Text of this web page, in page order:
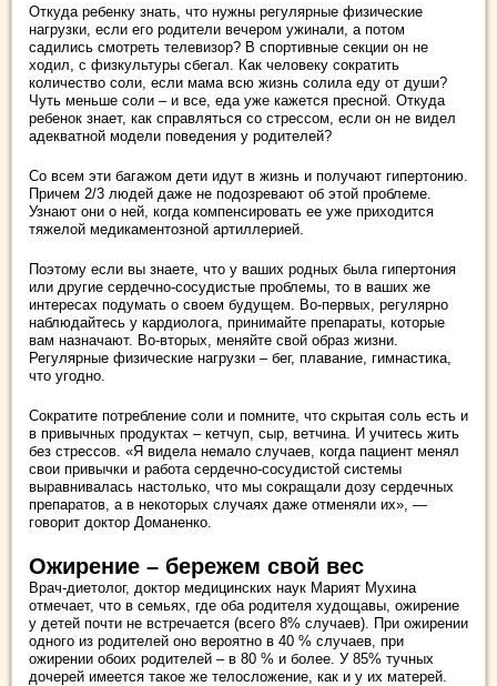
Откуда ребенку знать, что нужны регулярные физические
нагрузки, если его родители вечером ужинали, а потом
садились смотреть телевизор? В спортивные секции он не
ходил, с физкультуры сбегал. Как человеку сократить
количество соли, если мама всю жизнь солила еду от души?
Чуть меньше соли – и все, еда уже кажется пресной. Откуда
ребенок знает, как справляться со стрессом, если он не видел
адекватной модели поведения у родителей?
Со всем эти багажом дети идут в жизнь и получают гипертонию.
Причем 2/3 людей даже не подозревают об этой проблеме.
Узнают они о ней, когда компенсировать ее уже приходится
тяжелой медикаментозной артиллерией.
Поэтому если вы знаете, что у ваших родных была гипертония
или другие сердечно-сосудистые проблемы, то в ваших же
интересах подумать о своем будущем. Во-первых, регулярно
наблюдайтесь у кардиолога, принимайте препараты, которые
вам назначают. Во-вторых, меняйте свой образ жизни.
Регулярные физические нагрузки – бег, плавание, гимнастика,
что угодно.
Сократите потребление соли и помните, что скрытая соль есть и
в привычных продуктах – кетчуп, сыр, ветчина. И учитесь жить
без стрессов. «Я видела немало случаев, когда пациент менял
свои привычки и работа сердечно-сосудистой системы
выравнивалась настолько, что мы сокращали дозу сердечных
препаратов, а в некоторых случаях даже отменяли их», —
говорит доктор Доманенко.
Ожирение – бережем свой вес
Врач-диетолог, доктор медицинских наук Марият Мухина
отмечает, что в семьях, где оба родителя худощавы, ожирение
у детей почти не встречается (всего 8% случаев). При ожирении
одного из родителей оно вероятно в 40 % случаев, при
ожирении обоих родителей – в 80 % и более. У 85% тучных
дочерей имеется такое же телосложение, как и у их матерей.